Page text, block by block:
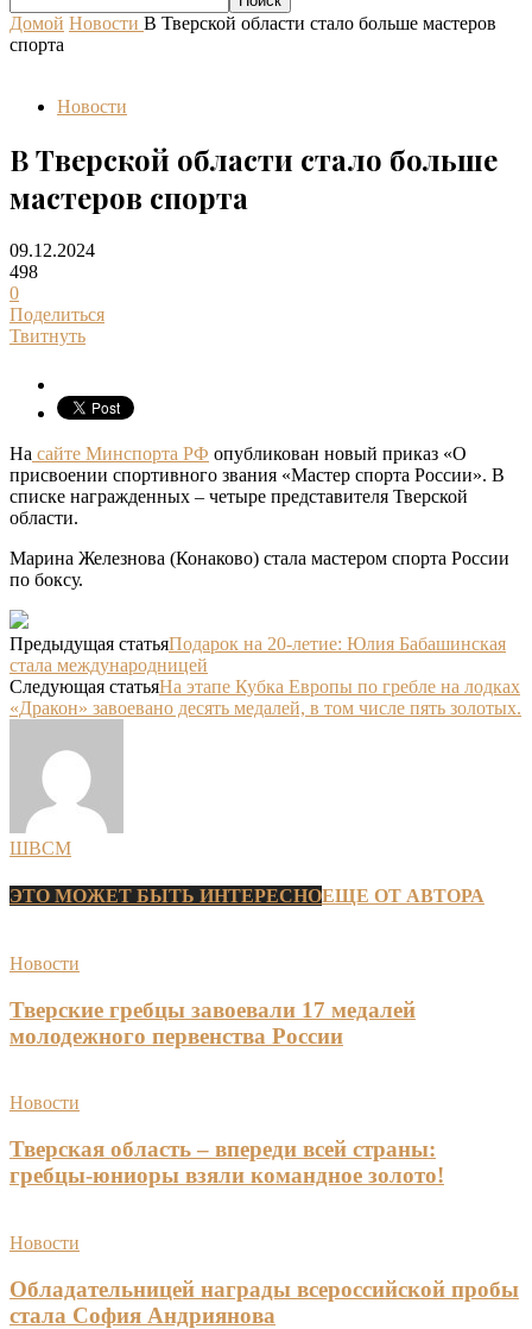
Домой Новости В Тверской области стало больше мастеров
спорта
Новости
В Тверской области стало больше
мастеров спорта
09.12.2024
498
0
Поделиться
Твитнуть
На сайте Минспорта РФ опубликован новый приказ «О
присвоении спортивного звания «Мастер спорта России». В
списке награжденных – четыре представителя Тверской
области.
Марина Железнова (Конаково) стала мастером спорта России
по боксу.
Предыдущая статьяПодарок на 20-летие: Юлия Бабашинская
стала международницей
Следующая статьяНа этапе Кубка Европы по гребле на лодках
«Дракон» завоевано десять медалей, в том числе пять золотых.
ШВСМ
ЭТО МОЖЕТ БЫТЬ ИНТЕРЕСНОЕЩЕ ОТ АВТОРА
Новости
Тверские гребцы завоевали 17 медалей
молодежного первенства России
Новости
Тверская область – впереди всей страны:
гребцы-юниоры взяли командное золото!
Новости
Обладательницей награды всероссийской пробы
стала София Андриянова